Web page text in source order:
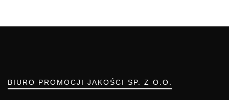
BIURO PROMOCJI JAKOŚCI SP. Z O.O.